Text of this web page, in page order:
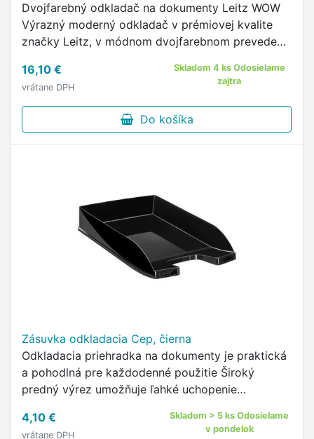
Dvojfarebný odkladač na dokumenty Leitz WOW
Výrazný moderný odkladač v prémiovej kvalite
značky Leitz, v módnom dvojfarebnom prevedení
každej kancelárie.
16,10 €
vrátane DPH
Skladom 4 ks Odosielame
zajtra
Do košíka
Zásuvka odkladacia Cep, čierna
Odkladacia priehradka na dokumenty je praktická
a pohodlná pre každodenné použitie Široký
predný výrez umožňuje ľahké uchopenie
Špeciálny okraj na spodnej strane …
4,10 €
vrátane DPH
Skladom > 5 ks Odosielame
v pondelok